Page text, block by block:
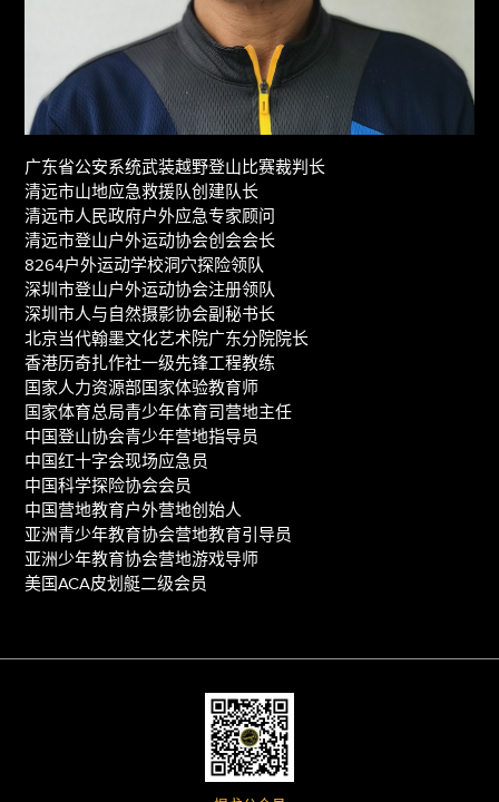
广东省公安系统武装越野登山比赛裁判长
清远市山地应急救援队创建队长
清远市人民政府户外应急专家顾问
清远市登山户外运动协会创会会长
8264户外运动学校洞穴探险领队
深圳市登山户外运动协会注册领队
深圳市人与自然摄影协会副秘书长
北京当代翰墨文化艺术院广东分院院长
香港历奇扎作社一级先锋工程教练
国家人力资源部国家体验教育师
国家体育总局青少年体育司营地主任
中国登山协会青少年营地指导员
中国红十字会现场应急员
中国科学探险协会会员
中国营地教育户外营地创始人
亚洲青少年教育协会营地教育引导员
亚洲少年教育协会营地游戏导师
美国ACA皮划艇二级会员
Payment
methods